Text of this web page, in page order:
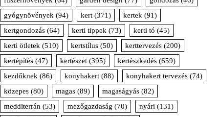
gyógynövények (94) kert (371) kertek (91)
kertgondozás (64) kerti tippek (73) kerti tó (45)
kerti ötletek (510) kertstílus (50) kerttervezés (200)
kertépítés (47) kertészet (395) kertészkedés (659)
kezdőknek (86) konyhakert (88) konyhakert tervezés (74)
közepes (80) magas (89) magaságyás (82)
medditerrán (53) mezőgazdaság (70) nyári (131)